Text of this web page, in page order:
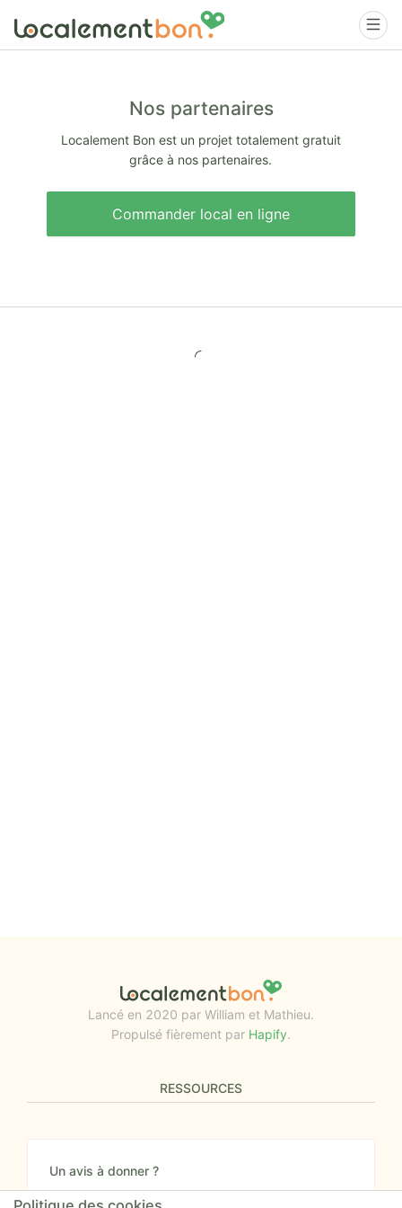
Nos partenaires
Localement Bon est un projet totalement gratuit
grâce à nos partenaires.
Commander local en ligne
Lancé en 2020 par William et Mathieu.
Propulsé fièrement par Hapify.
RESSOURCES
Un avis à donner ?
Donnez nous votre avis sur le site ou proposez